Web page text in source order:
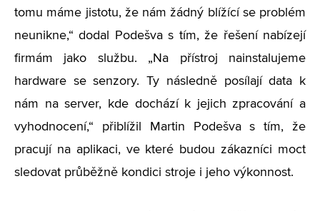
tomu máme jistotu, že nám žádný blížící se problém
neunikne,“ dodal Podešva s tím, že řešení nabízejí
firmám jako službu. „Na přístroj nainstalujeme
hardware se senzory. Ty následně posílají data k
nám na server, kde dochází k jejich zpracování a
vyhodnocení,“ přiblížil Martin Podešva s tím, že
pracují na aplikaci, ve které budou zákazníci moct
sledovat průběžně kondici stroje i jeho výkonnost.